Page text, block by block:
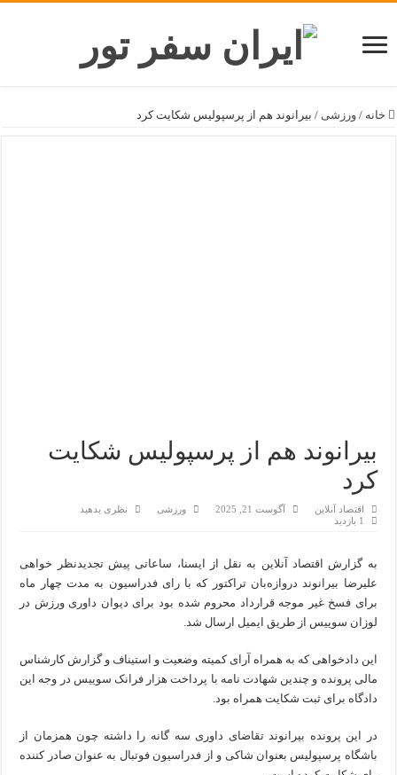
خانه / ورزشی / بیرانوند هم از پرسپولیس شکایت کرد
بیرانوند هم از پرسپولیس شکایت
کرد
اقتصاد آنلاین آگوست 21, 2025 ورزشی
نظری بدهید
1 بازدید
به گزارش اقتصاد آنلاین به نقل از ایسنا، ساعاتی پیش تجدیدنظر خواهی
علیرضا بیرانوند دروازه‌بان تراکتور که با رای فدراسیون به مدت چهار ماه
برای فسخ غیر موجه قرارداد محروم شده بود برای دیوان داوری ورزش در
لوزان سوییس از طریق ایمیل ارسال شد.
این دادخواهی که به همراه آرای کمیته وضعیت و استیناف و گزارش کارشناس
مالی پرونده و چندین شهادت نامه با پرداخت هزار فرانک سوییس در وجه این
دادگاه برای ثبت شکایت همراه بود.
در این پرونده بیرانوند تقاضای داوری سه گانه را داشته چون همزمان از
باشگاه پرسپولیس بعنوان شاکی و از فدراسیون فوتبال به عنوان صادر کننده